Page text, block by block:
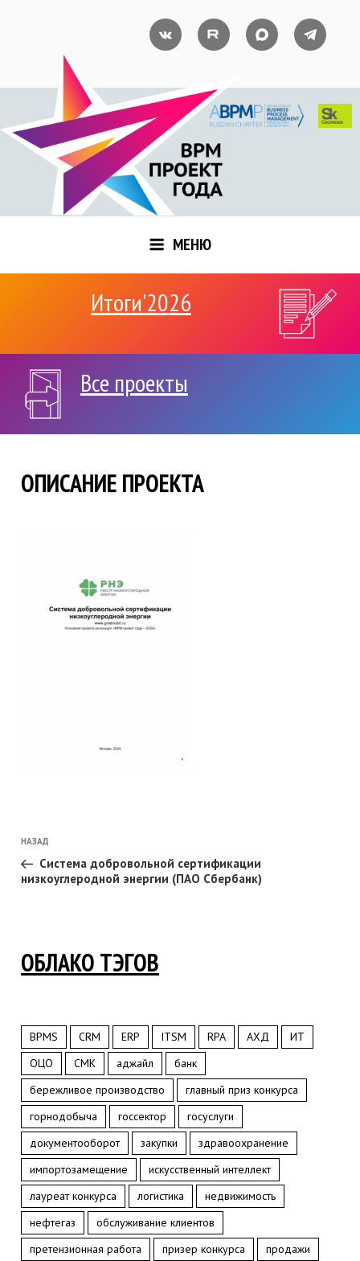
ВКонтактеRUTUBE MAX Telegram
МЕНЮ
Итоги'2026
Все проекты
ОПИСАНИЕ ПРОЕКТА
Навигация
по
Предыдущая
НАЗАД
Система добровольной сертификации
низкоуглеродной энергии (ПАО Сбербанк)
ОБЛАКО ТЭГОВ
BPMS CRM ERP ITSM RPA АХД
ИТ
ОЦО
СМК аджайл
банк
бережливое производство
главный приз конкурса
горнодобыча
госсектор
госуслуги
документооборот
закупки
здравоохранение
импортозамещение
искусственный интеллект
лауреат конкурса
логистика
недвижимость
нефтегаз
обслуживание клиентов
претензионная работа
призер конкурса
продажи